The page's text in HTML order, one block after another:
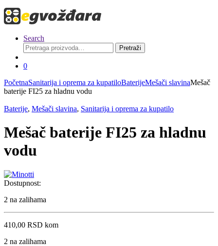
Search
Pretraga
za:
Pretraži
0
PočetnaSanitarija i oprema za kupatiloBaterijeMešači slavinaMešač
baterije FI25 za hladnu vodu
Baterije, Mešači slavina, Sanitarija i oprema za kupatilo
Mešač baterije FI25 za hladnu
vodu
Dostupnost:
2 na zalihama
410,00 RSD kom
2 na zalihama